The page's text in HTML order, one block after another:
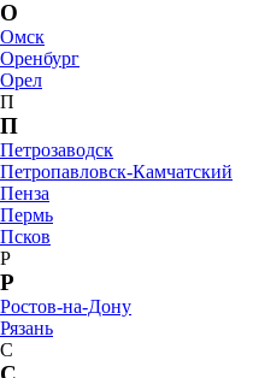
О
Омск
Оренбург
Орел
П
П
Петрозаводск
Петропавловск-Камчатский
Пенза
Пермь
Псков
Р
Р
Ростов-на-Дону
Рязань
С